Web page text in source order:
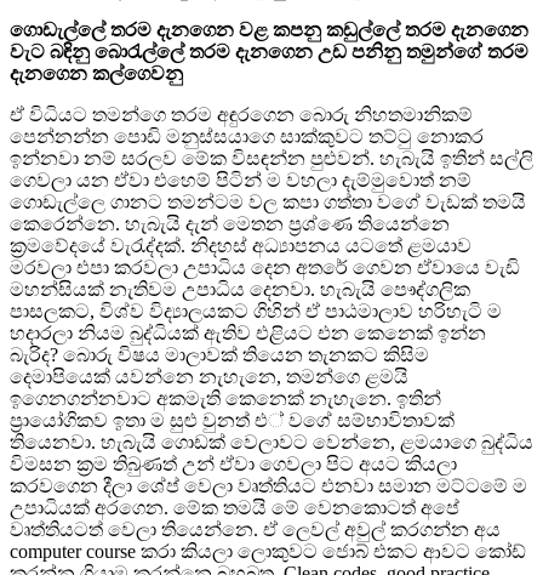
ගොඩැල්ලේ තරම දැනගෙන වළ කපනු කඩුල්ලේ තරම දැනගෙන
වැට බඳිනු බොරැල්ලේ තරම දැනගෙන උඩ පනිනු තමුන්ගේ තරම
දැනගෙන කල්ගෙවනු
ඒ විධියට තමන්ගෙ තරම අඳුරගෙන බොරු නිහතමානිකම්
පෙන්නන්න පොඩි මනුස්සයාගෙ සාක්කුවට තට්ටු නොකර
ඉන්නවා නම් සරලව මේක විසඳන්න පුළුවන්. හැබැයි ඉතින් සල්ලි
ගෙවලා යන ඒවා එහෙම් පිටින් ම වහලා දැම්මුවොත් නම්
ගොඩැල්ලෙ ගානට තමන්ටම වල කපා ගත්තා වගේ වැඩක් තමයි
කෙරෙන්නෙ. හැබැයි දැන් මෙතන ප්‍රශ්ණෙ තියෙන්නෙ
ක්‍රමවේදයේ වැරැද්දක්. නිදහස් අධ්‍යාපනය යටතේ ළමයාව
මරවලා එපා කරවලා උපාධිය දෙන අතරේ ගෙවන ඒවායෙ වැඩි
මහන්සියක් නැතිවම උපාධිය දෙනවා. හැබැයි පෞද්ගලික
පාසලකට, විශ්ව විද්‍යාලයකට ගිහින් ඒ පාඨමාලාව හරිහැටි ම
හදාරලා නියම බුද්ධියක් ඇතිව එළියට එන කෙනෙක් ඉන්න
බැරිද? බොරු විෂය මාලාවක් තියෙන තැනකට කිසිම
දෙමාපියෙක් යවන්නෙ නැහැනෙ, තමන්ගෙ ළමයි
ඉගෙනගන්නවාට අකමැති කෙනෙක් නැහැනෙ. ඉතින්
ප්‍රායෝගිකව ඉතා ම සුළු වුනත් එ් වගේ සම්භාවිතාවක්
තියෙනවා. හැබැයි ගොඩක් වෙලාවට වෙන්නෙ, ළමයාගෙ බුද්ධිය
විමසන ක්‍රම තිබුණත් උන් ඒවා ගෙවලා පිට අයට කියලා
කරවගෙන දීලා ශේප් වෙලා වෘත්තියට එනවා සමාන මට්ටමේ ම
උපාධියක් අරගෙන. මේක තමයි මේ වෙනකොටත් අපේ
වෘත්තියටත් වෙලා තියෙන්නෙ. ඒ ලෙවල් අවුල් කරගන්න අය
computer course කරා කියලා ලොකුවට ජොබ් එකට ආවට කෝඩ්